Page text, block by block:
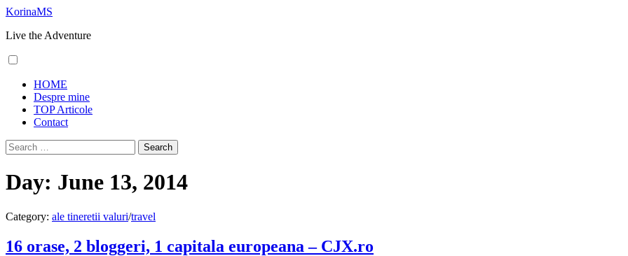
Skip
content
KorinaMS
Live the Adventure
Menu
HOME
Despre mine
TOP Articole
Contact
Search
for:
Day: June 13, 2014
Category: ale tineretii valuri/travel
16 orase, 2 bloggeri, 1 capitala europeana – CJX.ro